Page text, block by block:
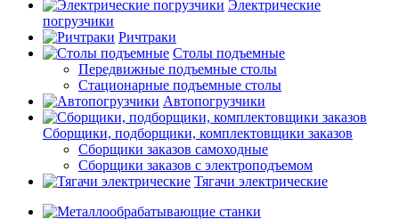
Электрические
погрузчики
Ричтраки
Столы подъемные
Передвижные подъемные столы
Стационарные подъемные столы
Автопогрузчики
Сборщики, подборщики, комплектовщики заказов
Сборщики заказов самоходные
Сборщики заказов с электроподъемом
Тягачи электрические